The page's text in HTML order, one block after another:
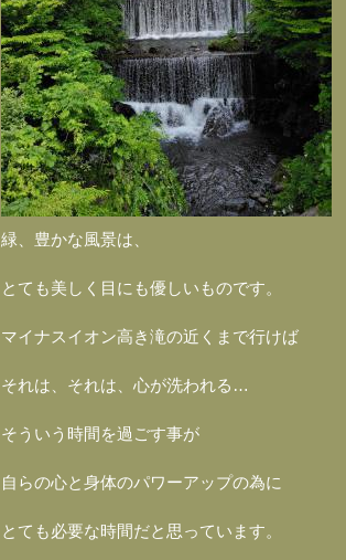
緑、豊かな風景は、
とても美しく目にも優しいものです。
マイナスイオン高き滝の近くまで行けば
それは、それは、心が洗われる…
そういう時間を過ごす事が
自らの心と身体のパワーアップの為に
とても必要な時間だと思っています。